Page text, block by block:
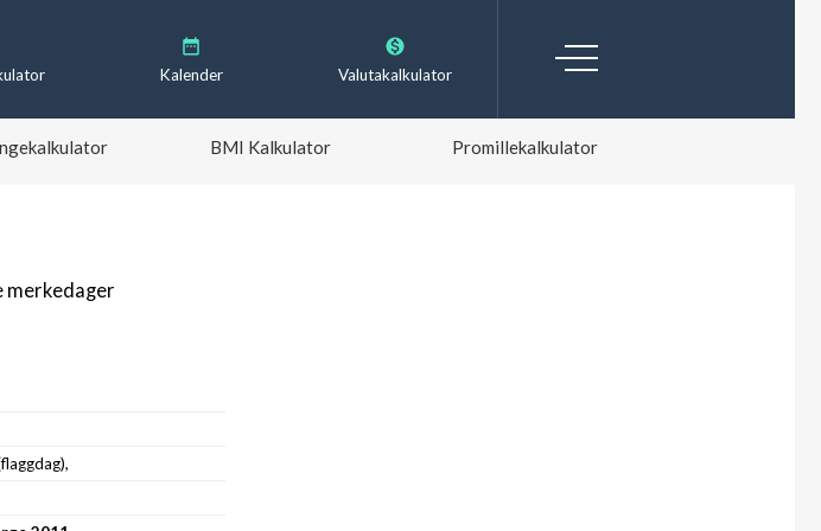
Kalender Valutakalkulator
BMI Kalkulator Promillekalkulator
merkedager